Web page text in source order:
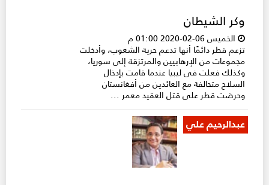
وكر الشيطان
الخميس 06-02-2020 01:00 م
تزعم قطر دائمًا أنها تدعم حرية الشعوب، وأدخلت
مجموعات من الإرهابيين والمرتزقة إلى سوريا،
وكذلك فعلت فى ليبيا عندما قامت بإدخال
السلاح متحالفة مع العائدين من أفغانستان
وحرضت قطر على قتل العقيد معمر ...
عبدالرحيم علي